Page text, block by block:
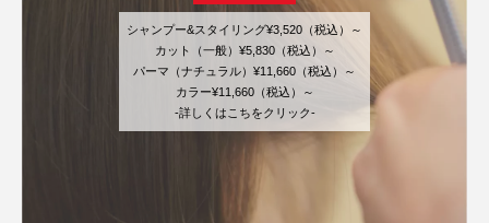
シャンプー&スタイリング¥3,520（税込）～
カット（一般）¥5,830（税込）～
パーマ（ナチュラル）¥11,660（税込）～
カラー¥11,660（税込）～
-詳しくはこちをクリック-